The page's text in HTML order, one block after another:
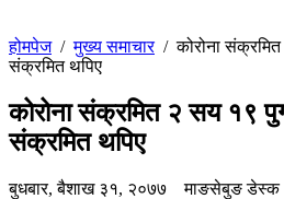
होमपेज/मुख्य समाचार/कोरोना
संक्रमित थपिए
कोरोना संक्रमित २ सय १९
संक्रमित थपिए
बुधबार, बैशाख ३१, २०७७ माङसेबुङ डेस्क